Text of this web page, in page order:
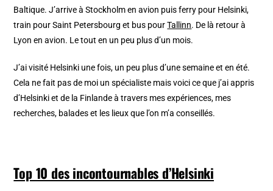
Baltique. J’arrive à Stockholm en avion puis ferry pour Helsinki,
train pour Saint Petersbourg et bus pourTallinn. De là retour à
Lyon en avion. Le tout en un peu plus d’un mois.
J’ai visité Helsinki une fois, un peu plus d’une semaine et en été.
Cela ne fait pas de moi un spécialiste mais voici ce que j’ai appris
d’Helsinki et de la Finlande à travers mes expériences, mes
recherches, balades et les lieux que l’on m’a conseillés.
Top 10 des incontournables d’Helsinki